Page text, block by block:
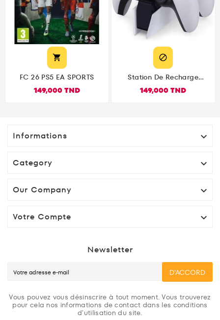

FC 26 PS5 EA SPORTS
149,000 TND

Station De Recharge
DualSense PS5 Officielle
149,000 TND
Informations 
Category 
Our Company 
Votre Compte 
Newsletter
D'ACCORD
Vous pouvez vous désinscrire à tout moment. Vous trouverez
pour cela nos informations de contact dans les conditions
d'utilisation du site.